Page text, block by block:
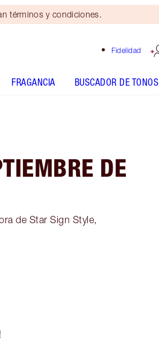
términos y condiciones.
Fidelidad
FRAGANCIA BUSCADOR DE TONOS
DE
de Star Sign Style,